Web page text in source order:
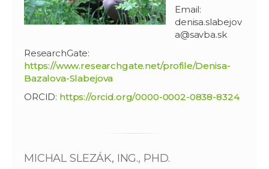
Email:
denisa.slabejov
a@savba.sk
ResearchGate:
https://www.researchgate.net/profile/Denisa-
Bazalova-Slabejova
ORCID: https://orcid.org/0000-0002-0838-8324
MICHAL SLEZÁK, ING., PHD.